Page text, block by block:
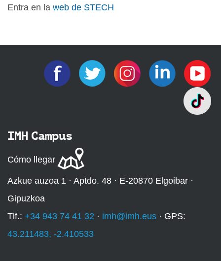
Entra en la web de STECH
IMH Campus
Cómo llegar
Azkue auzoa 1 · Aptdo. 48 · E-20870 Elgoibar ·
Gipuzkoa
Tlf.: +34 943 74 41 32 · imh@imh.eus · GPS:
43.211483, -2.410533